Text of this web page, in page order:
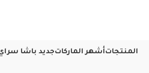
المنتجاتأشهر الماركاتجديد باشا